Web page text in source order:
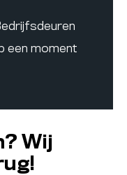
een moment
Wij